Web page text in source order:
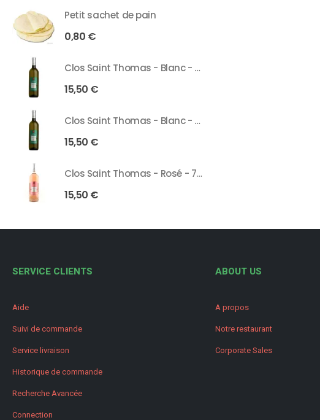
Petit sachet de pain
0,80 €
Clos Saint Thomas - Blanc - 75 Cl
15,50 €
Clos Saint Thomas - Blanc - 37 Cl
15,50 €
Clos Saint Thomas - Rosé - 75 Cl
15,50 €
SERVICE CLIENTS
Aide
Suivi de commande
Service livraison
Historique de commande
Recherche Avancée
Connection
ABOUT US
A propos
Notre restaurant
Corporate Sales